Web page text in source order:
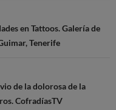
en Tattoos. Galería de
Tenerife
de la dolorosa de la
CofradíasTV